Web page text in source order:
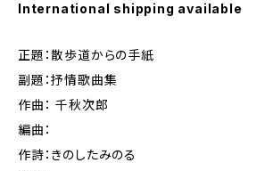
International shipping available
正題：散歩道からの手紙
副題：抒情歌曲集
作曲： 千秋次郎
編曲：
作詩：きのしたみのる